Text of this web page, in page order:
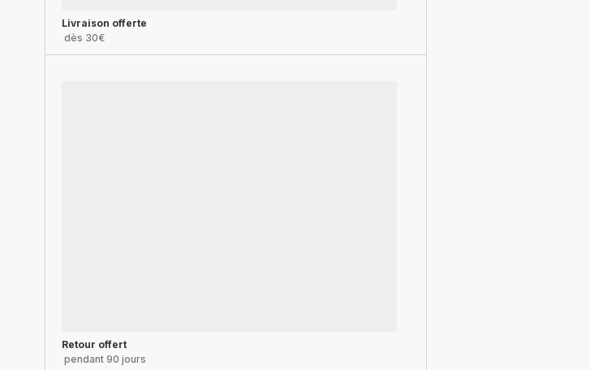
Livraison offerte
dès 30€
Retour offert
pendant 90 jours